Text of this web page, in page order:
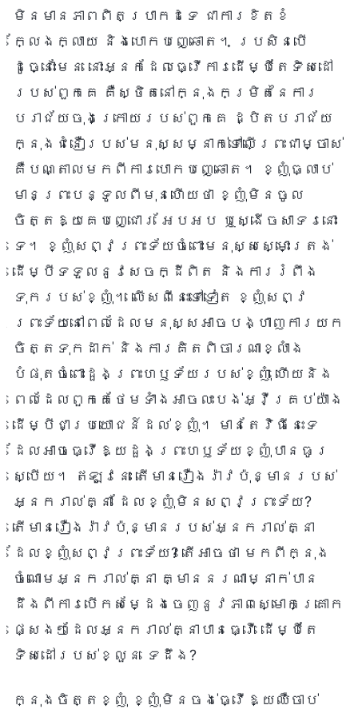
មិនមានភាពពិតប្រាកដទេ ជាការខិតខំ
ក្លែងក្លាយ និងបោកបញ្ឆោត។ ប្រសិនបើ
ដូច្នោះមែន នោះអ្នកដែលធ្វើការដើម្បីតែទិសដៅ
របស់ពួកគេ គឺស្ថិតនៅក្នុងកម្រិតនៃការ
បរាជ័យចុងក្រោយរបស់ពួកគេ ដ្បិតបរាជ័យ
ក្នុងជំនឿរបស់មនុស្សម្នាក់ទៅលើព្រះជាម្ចាស់
គឺបណ្តាលមកពីការបោកបញ្ឆោត។ ខ្ញុំធ្លាប់
មានព្រះបន្ទូលពីមុនហើយថា ខ្ញុំមិនចូល
ចិត្តឱ្យគេបញ្ជោរ អែបអប ឬស្ងើចសាទរនោះ
ទេ។ ខ្ញុំសព្វព្រះទ័យចំពោះមនុស្សស្មោះត្រង់
ដើម្បីទទួលនូវសេចក្ដីពិត និងការរំពឹង
ទុករបស់ខ្ញុំ។ លើសពីនេះទៅទៀត ខ្ញុំសព្វ
ព្រះទ័យនៅពេលដែលមនុស្សអាចបង្ហាញការយក
ចិត្តទុកដាក់ និងការគិតពិចារណាខ្លាំង
បំផុតចំពោះដួងព្រះហឫទ័យរបស់ខ្ញុំ ហើយនិង
ពេលដែលពួកគេថែមទាំងអាចលះបង់អ្វីគ្រប់យ៉ាង
ដើម្បីជាប្រយោជន៍ដល់ខ្ញុំ។ មានតែវិធីនេះទេ
ដែលអាចធ្វើឱ្យដួងព្រះហឫទ័យខ្ញុំបានធូរ
ស្បើយ។ ឥឡូវនេះ តើមានរឿងរ៉ាវប៉ុន្មានរបស់
អ្នករាល់គ្នា ដែលខ្ញុំមិនសព្វព្រះទ័យ?
តើមានរឿងរ៉ាវប៉ុន្មានរបស់អ្នករាល់គ្នា
ដែលខ្ញុំសព្វព្រះទ័យ? តើអាចថា មកពីក្នុង
ចំណោមអ្នករាល់គ្នា គ្មាននរណាម្នាក់បាន
ដឹងពីការបើកសម្ដែងចេញនូវភាពស្មោកគ្រោក
ផ្សេងៗដែលអ្នករាល់គ្នាបានធ្វើ ដើម្បីតែ
ទិសដៅរបស់ខ្លួន ទេដឹង?
ក្នុងចិត្តខ្ញុំ ខ្ញុំមិនចង់ធ្វើឱ្យឈឺចាប់